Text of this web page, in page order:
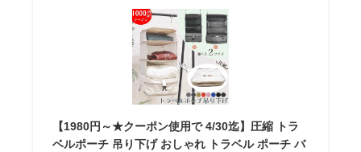
【1980円～★クーポン使用で 4/30迄】圧縮 トラ
ベルポーチ 吊り下げ おしゃれ トラベル ポーチ バ